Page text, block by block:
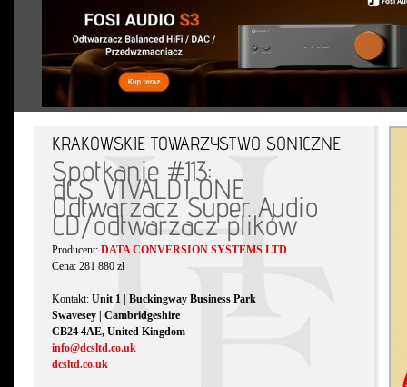
KRAKOWSKIE TOWARZYSTWO SONICZNE
Spotkanie #113:
dCS VIVALDI ONE
Odtwarzacz Super Audio
CD/odtwarzacz plików
Producent: DATA CONVERSION SYSTEMS LTD
Cena: 281 880 zł
Kontakt: Unit 1 | Buckingway Business Park
Swavesey | Cambridgeshire
CB24 4AE, United Kingdom
info@dcsltd.co.uk
dcsltd.co.uk